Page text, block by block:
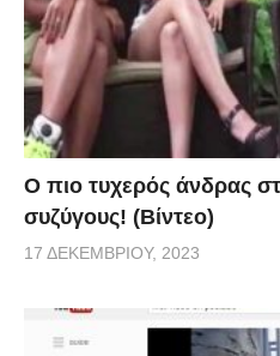
Ο πιο τυχερός άνδρας
συζύγους! (Βίντεο)
17 ΔΕΚΕΜΒΡΊΟΥ, 2023